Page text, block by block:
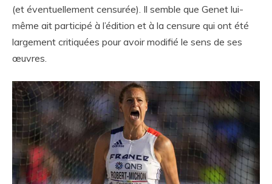
(et éventuellement censurée). Il semble que Genet lui-
même ait participé à l’édition et à la censure qui ont été
largement critiquées pour avoir modifié le sens de ses
œuvres.